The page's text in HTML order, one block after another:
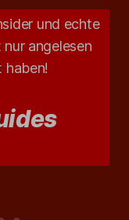
und echte
angelesen
haben!